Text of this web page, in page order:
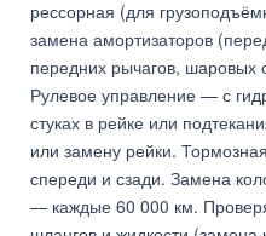
рессорная (для
замена амортизаторов
передних рычагов, шаровых
Рулевое управление — с
стуках в рейке или
или замену рейки.
спереди и сзади. Замена
— каждые 60 000 км.